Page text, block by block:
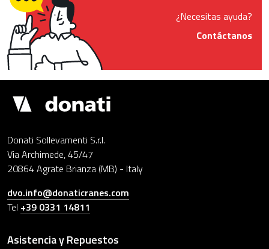
¿Necesitas ayuda?
Contáctanos
Donati
Sollevamenti
Donati Sollevamenti S.r.l.
Via Archimede, 45/47
20864 Agrate Brianza (MB) - Italy
dvo.info@donaticranes.com
Tel +39 0331 14811
Asistencia y Repuestos